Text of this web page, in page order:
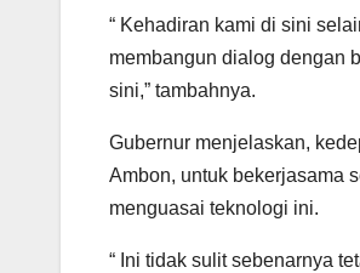
“ Kehadiran kami di sini
membangun dialog dengan
sini,” tambahnya.
Gubernur menjelaskan,
Ambon, untuk bekerjasama
menguasai teknologi ini.
“ Ini tidak sulit sebenarnya